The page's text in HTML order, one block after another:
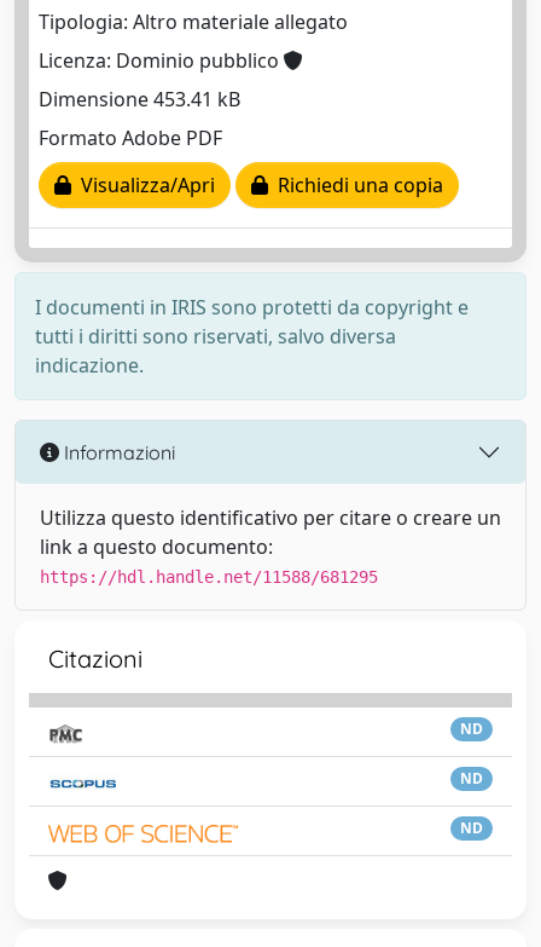
Tipologia: Altro materiale allegato
Licenza: Dominio pubblico
Dimensione 453.41 kB
Formato Adobe PDF
Visualizza/Apri
Richiedi una copia
I documenti in IRIS sono protetti da copyright e
tutti i diritti sono riservati, salvo diversa
indicazione.
Informazioni
Utilizza questo identificativo per citare o creare un
link a questo documento:
https://hdl.handle.net/11588/681295
Citazioni
ND
ND
ND